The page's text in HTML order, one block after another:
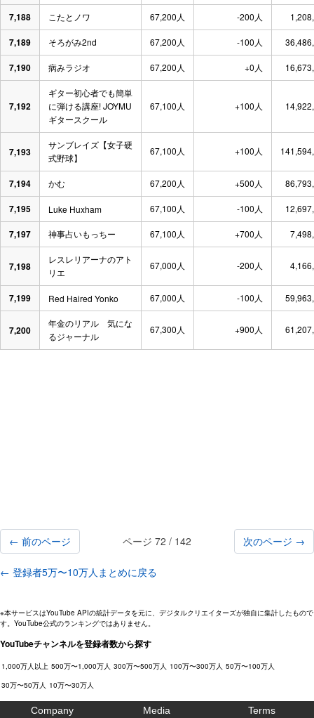
7,188 こたとノワ 67,200人 -200人
7,189 そろがみ2nd 67,200人 -100人
7,190 病みラジオ 67,200人 +0人
7,192
ギター初心者でも簡単
に弾ける講座! JOYMU
ギタースクール
67,100人 +100人
7,193
サンブレイズ【女子硬
式野球】
67,100人 +100人
7,194 かむ 67,200人 +500人
7,195 Luke Huxham 67,100人 -100人
7,197 神事占いもっちー 67,100人 +700人
7,198
レスレリアーナのアト
リエ
67,000人 -200人
7,199 Red Haired Yonko 67,000人 -100人
7,200
年金のリアル 気にな
るジャーナル
67,300人 +900人
← 前のページ ページ 72 / 142 次のページ →
← 登録者5万〜10万人まとめに戻る
※本サービスはYouTube APIの統計データを元に、デジタルクリエイターズが独自に集計したもので
す。YouTube公式のランキングではありません。
YouTubeチャンネルを登録者数から探す
1,000万人以上 500万〜1,000万人 300万〜500万人 100万〜300万人 50万〜100万人
30万〜50万人 10万〜30万人
Company Media Terms